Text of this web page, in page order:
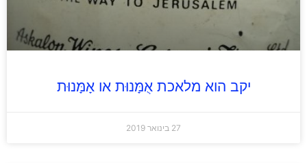
יקב הוא מלאכת אֻמָּנוּת או אָמָּנוּת
27 בינואר 2019